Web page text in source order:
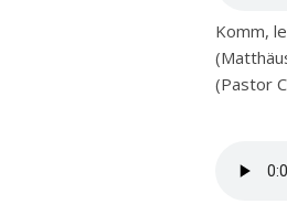
Komm,
(Pastor